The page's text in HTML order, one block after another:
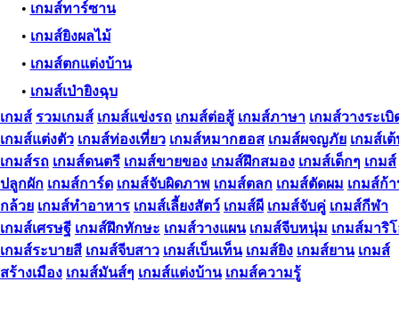
• เกมส์ทาร์ซาน
• เกมส์ยิงผลไม้
• เกมส์ตกแต่งบ้าน
• เกมส์เป่ายิงฉุบ
เกมส์ รวมเกมส์ เกมส์แข่งรถ เกมส์ต่อสู้ เกมส์ภาษา เกมส์วางระเบิ
เกมส์แต่งตัว เกมส์ท่องเที่ยว เกมส์หมากฮอส เกมส์ผจญภัย เกมส์เ
เกมส์รถ เกมส์ดนตรี เกมส์ขายของ เกมส์ฝึกสมอง เกมส์เด็กๆ เกมส์
ปลูกผัก เกมส์การ์ด เกมส์จับผิดภาพ เกมส์ตลก เกมส์ตัดผม เกมส์ก้
กล้วย เกมส์ทําอาหาร เกมส์เลี้ยงสัตว์ เกมส์ผี เกมส์จับคู่ เกมส์กีฬา
เกมส์เศรษฐี เกมส์ฝึกทักษะ เกมส์วางแผน เกมส์จีบหนุ่ม เกมส์มาริ
เกมส์ระบายสี เกมส์จีบสาว เกมส์เบ็นเท็น เกมส์ยิง เกมส์ยาน เกมส์
สร้างเมือง เกมส์มันส์ๆ เกมส์แต่งบ้าน เกมส์ความรู้